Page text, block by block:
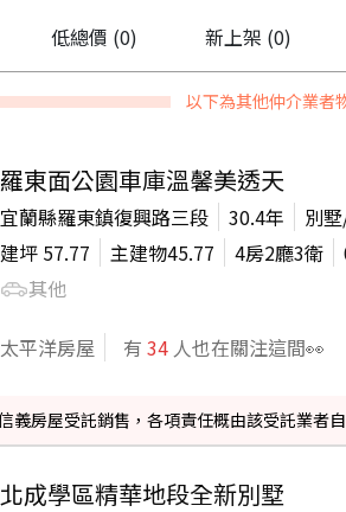
低總價 (0) 新上架 (0)
以下為其他仲介業者
羅東面公園車庫溫馨美透天
宜蘭縣羅東鎮復興路三段 30.4年
別
建坪 57.77 主建物45.77 4房2廳3衛
其他
太平洋房屋 有 34 人也在關注這間👀
義房屋受託銷售，各項責任概由該受託業者
北成學區精華地段全新別墅